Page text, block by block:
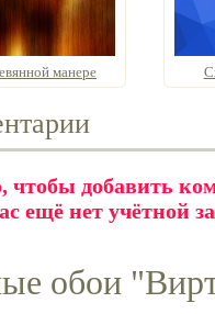
манере
чтобы добавить
ещё нет учётной
обои